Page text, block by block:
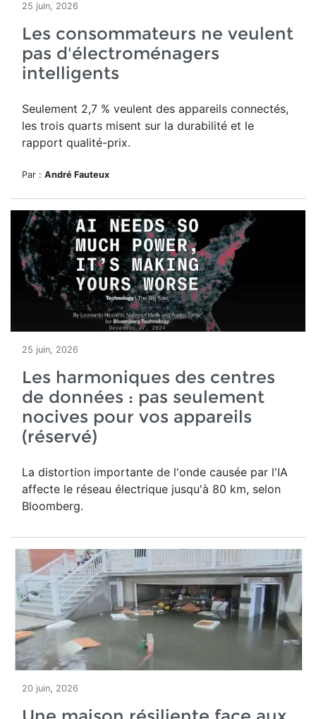
25 juin, 2026
Les consommateurs ne veulent
pas d'électroménagers
intelligents
Seulement 2,7 % veulent des appareils connectés,
les trois quarts misent sur la durabilité et le
rapport qualité-prix.
Par : André Fauteux
25 juin, 2026
Les harmoniques des centres
de données : pas seulement
nocives pour vos appareils
(réservé)
La distortion importante de l'onde causée par l'IA
affecte le réseau électrique jusqu'à 80 km, selon
Bloomberg.
20 juin, 2026